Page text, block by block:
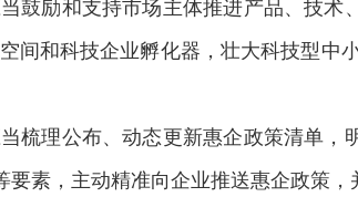
鼓励和支持市场主体推进产品、技
间和科技企业孵化器，壮大科技型
梳理公布、动态更新惠企政策清单
素，主动精准向企业推送惠企政策，